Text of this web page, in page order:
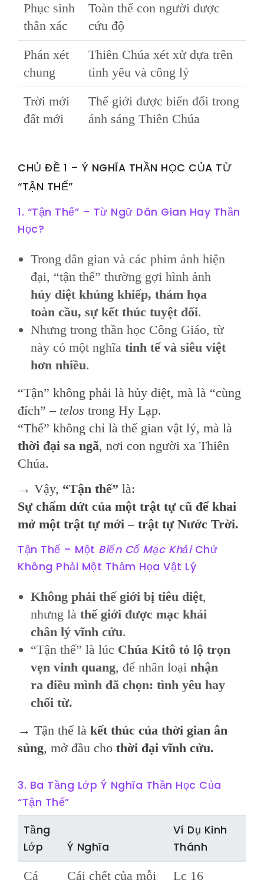
Phục sinh
thân xác
Toàn thể con người được
cứu độ
Phán xét
chung
Thiên Chúa xét xử dựa trên
tình yêu và công lý
Trời mới
đất mới
Thế giới được biến đổi trong
ánh sáng Thiên Chúa
CHỦ ĐỀ 1 – Ý NGHĨA THẦN HỌC CỦA TỪ
“TẬN THẾ”
1. “Tận Thế” – Từ Ngữ Dân Gian Hay Thần
Học?
Trong dân gian và các phim ảnh hiện
đại, “tận thế” thường gợi hình ảnh
hủy diệt khủng khiếp, thảm họa
toàn cầu, sự kết thúc tuyệt đối.
Nhưng trong thần học Công Giáo, từ
này có một nghĩa tinh tế và siêu việt
hơn nhiều.
“Tận” không phải là hủy diệt, mà là “cùng
đích” – telos trong Hy Lạp.
“Thế” không chỉ là thế gian vật lý, mà là
thời đại sa ngã, nơi con người xa Thiên
Chúa.
→ Vậy, “Tận thế” là:
Sự chấm dứt của một trật tự cũ để khai
mở một trật tự mới – trật tự Nước Trời.
Tận Thế – Một Biến Cố Mạc Khải Chứ
Không Phải Một Thảm Họa Vật Lý
Không phải thế giới bị tiêu diệt,
nhưng là thế giới được mạc khải
chân lý vĩnh cửu.
“Tận thế” là lúc Chúa Kitô tỏ lộ trọn
vẹn vinh quang, để nhân loại nhận
ra điều mình đã chọn: tình yêu hay
chối từ.
→ Tận thế là kết thúc của thời gian ân
sủng, mở đầu cho thời đại vĩnh cửu.
3. Ba Tầng Lớp Ý Nghĩa Thần Học Của
“Tận Thế”
Tầng
Lớp
Ý Nghĩa
Ví Dụ Kinh
Thánh
Cá
Cái chết của mỗi Lc 16